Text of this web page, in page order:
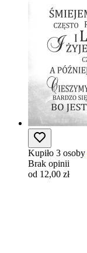
Kupiło 3 osoby
Brak opinii
od 12,00 zł